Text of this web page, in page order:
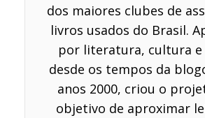
dos maiores clubes de
livros usados do Brasil.
por literatura, cultura
desde os tempos da
anos 2000, criou o
objetivo de aproximar